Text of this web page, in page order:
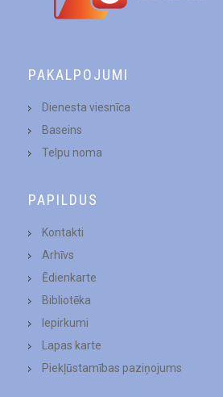
PAKALPOJUMI
Dienesta viesnīca
Baseins
Telpu noma
PAPILDUS
Kontakti
Arhīvs
Ēdienkarte
Bibliotēka
Iepirkumi
Lapas karte
Piekļūstamības paziņojums